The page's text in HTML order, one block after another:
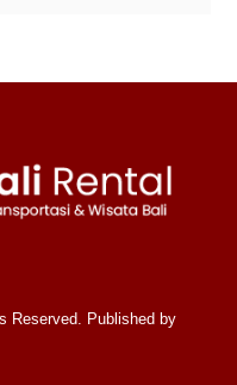
Reserved. Published by